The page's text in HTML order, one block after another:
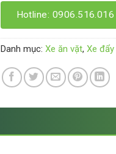
Hotline: 0906.516.016
Danh mục: Xe ăn vặt, Xe